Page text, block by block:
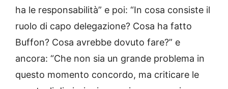
ha le responsabilità” e poi: “In cosa consiste il
ruolo di capo delegazione? Cosa ha fatto
Buffon? Cosa avrebbe dovuto fare?” e
ancora: “Che non sia un grande problema in
questo momento concordo, ma criticare le